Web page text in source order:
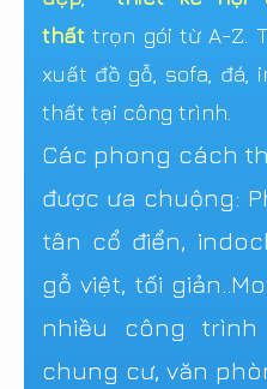
thất trọn gói từ A-Z.
xuất đồ gỗ, sofa, đá,
thất tại công trình.
Các phong cách
được ưa chuộng:
tân cổ điển,
gỗ việt, tối
nhiều công
chung cư, văn